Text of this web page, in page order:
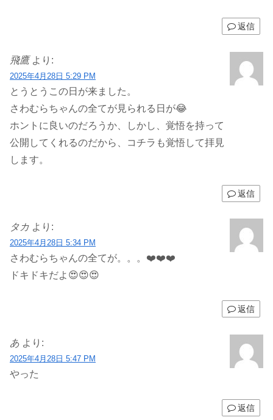
返信
飛鷹 より:
2025年4月28日 5:29 PM
とうとうこの日が来ました。
さわむらちゃんの全てが見られる日が😂
ホントに良いのだろうか、しかし、覚悟を持って
公開してくれるのだから、コチラも覚悟して拝見
します。
返信
タカ より:
2025年4月28日 5:34 PM
さわむらちゃんの全てが。。。❤️❤️❤️
ドキドキだよ😍😍😍
返信
あ より:
2025年4月28日 5:47 PM
やった
返信